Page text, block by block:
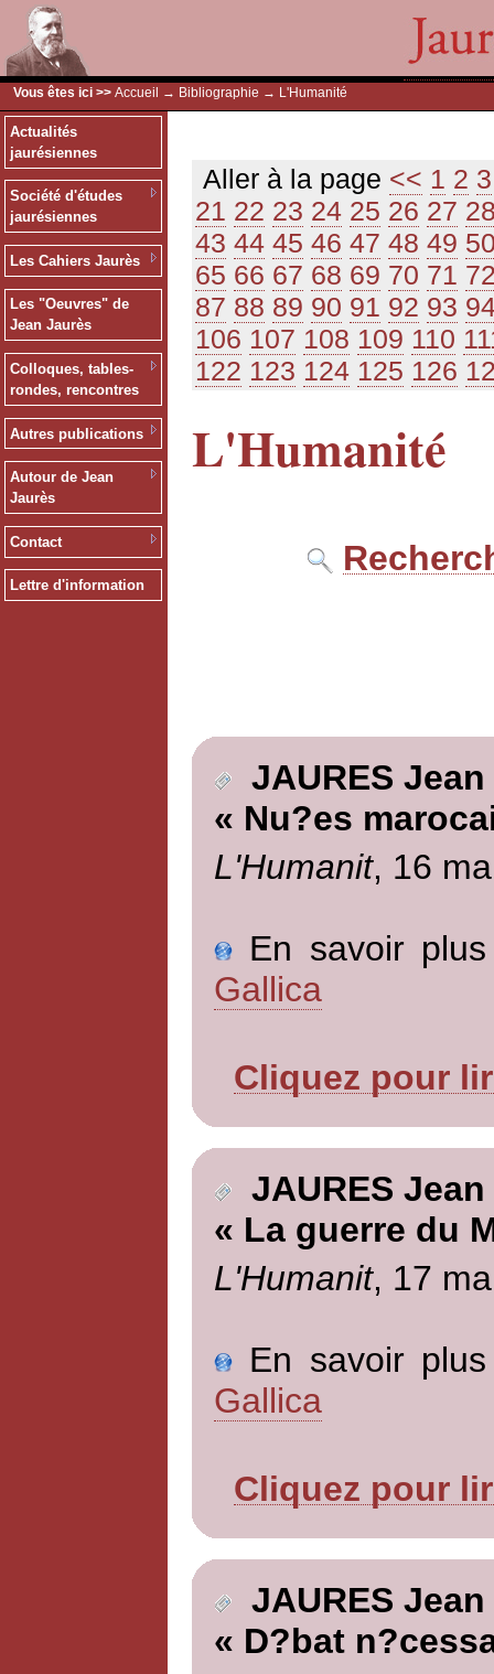
Vous êtes ici >> Accueil → Bibliographie → L'Humanité
Actualités
jaurésiennes
Société d'études
jaurésiennes
Les Cahiers Jaurès
Les "Oeuvres" de
Jean Jaurès
Colloques, tables-
rondes, rencontres
Autres publications
Autour de Jean
Jaurès
Contact
Lettre d'information
Aller à la page << 1 2 3
21 22 23 24 25 26 27
43 44 45 46 47 48 49
65 66 67 68 69 70 71
87 88 89 90 91 92 93
106 107 108 109 110
122 123 124 125 126
L'Humanité
JAURES Jean
« Nu?es
L'Humanit, 16
En savoir
Gallica
Cliquez pour
JAURES Jean
« La guerre du
L'Humanit, 17
En savoir
Gallica
Cliquez pour
JAURES Jean
« D?bat